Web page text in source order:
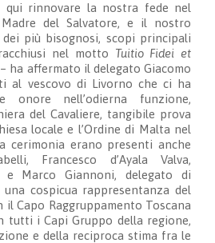
qui rinnovare la nostra fede nel
del Salvatore, e il nostro
più bisognosi, scopi principali
nel motto Tuitio Fidei et
– ha affermato il delegato Giacomo
al vescovo di Livorno che ci ha
onore nell’odierna funzione,
del Cavaliere, tangibile prova
locale e l’Ordine di Malta nel
cerimonia erano presenti anche
Francesco d’Ayala Valva,
e Marco Giannoni, delegato di
cospicua rappresentanza del
Capo Raggruppamento Toscana
tutti i Capi Gruppo della regione,
e della reciproca stima fra le